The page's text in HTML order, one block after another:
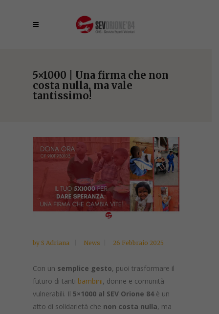
5×1000 | Una firma che non
costa nulla, ma vale
tantissimo!
by S Adriana News 26 Febbraio 2025
Con un semplice gesto, puoi trasformare il
futuro di tanti bambini, donne e comunità
vulnerabili. Il 5×1000 al SEV Orione 84è un
atto di solidarietà che non costa nulla, ma